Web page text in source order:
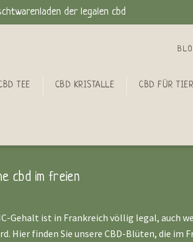
der legalen cbd
TEE CBD KRISTALLE CBD FÜR
cbd im freien
Gehalt ist in Frankreich völlig legal, auch
Hier finden Sie unsere CBD-Blüten, die im